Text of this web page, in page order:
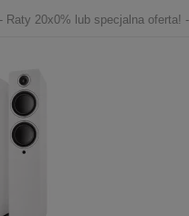
20x0% lub specjalna oferta!